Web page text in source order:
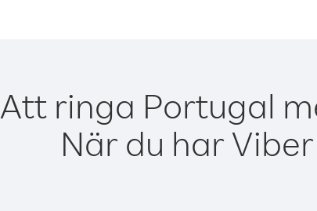
Att ringa Portugal
När du har